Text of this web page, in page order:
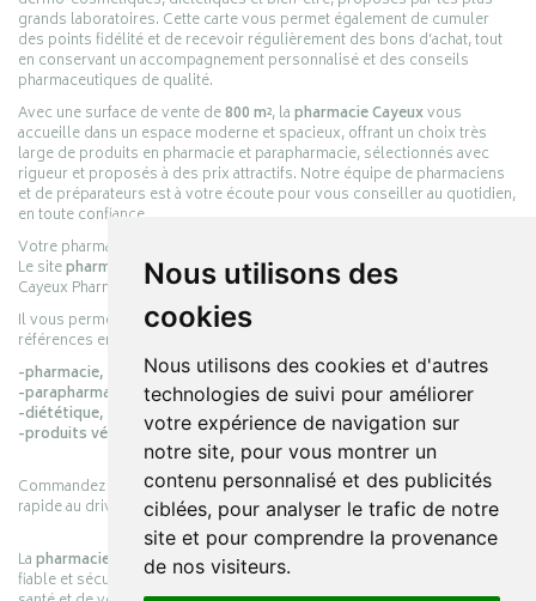
Nous utilisons des
cookies
Nous utilisons des cookies et d'autres
technologies de suivi pour améliorer
votre expérience de navigation sur
notre site, pour vous montrer un
contenu personnalisé et des publicités
ciblées, pour analyser le trafic de notre
site et pour comprendre la provenance
de nos visiteurs.
grands laboratoires. Cette carte vous permet également de cumuler
des points fidélité et de recevoir régulièrement des bons d’achat, tout
en conservant un accompagnement personnalisé et des conseils
pharmaceutiques de qualité.
Avec une surface de vente de800 m², lapharmacie Cayeuxvous
accueille dans un espace moderne et spacieux, offrant un choix très
large de produits en pharmacie et parapharmacie, sélectionnés avec
rigueur et proposés à des prix attractifs. Notre équipe de pharmaciens
et de préparateurs est à votre écoute pour vous conseiller au quotidien,
en toute confiance.
Votre pharmacie en ligne :
Le sitepharmacie-cayeux.frest le prolongement digital de la pharmacie
Cayeux Pharmabest Berck-sur-Mer – Rang-du-Fliers.
Il vous permet de réaliser vos achats en ligne parmi des milliers de
références en :
-pharmacie,
-parapharmacie,
-diététique,
-produits vétérinaires.
Commandez simplement vos produits en ligne et choisissez le retrait
rapide au drive ou la livraison à domicile, en toute simplicité.
Lapharmacie Cayeuxs’engage à vous offrir une expérience pratique,
fiable et sécurisée, en officine comme en ligne, au service de votre